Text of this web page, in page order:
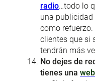
radio …todo lo
una
como
clientes que si
tendrán más
No dejes de
tienes una web